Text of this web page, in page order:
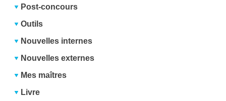
Post-concours
Outils
Nouvelles internes
Nouvelles externes
Mes maîtres
Livre